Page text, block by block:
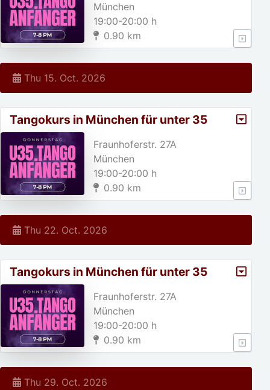
München
19:00-20:00 h
0.90 km
Thu 15. Oct. 2026
Tangokurs in München für unter 35
jährige!
Fraunhoferstr. 27A
München
19:00-20:00 h
0.90 km
Thu 22. Oct. 2026
Tangokurs in München für unter 35
jährige!
Fraunhoferstr. 27A
München
19:00-20:00 h
0.90 km
Thu 29. Oct. 2026